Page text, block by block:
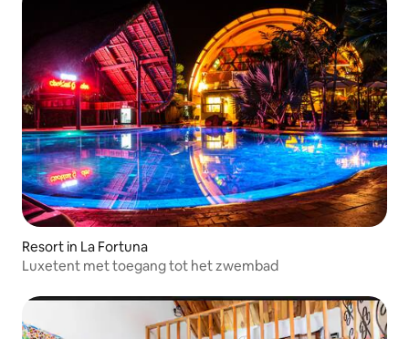
Resort in La Fortuna
Luxetent met toegang tot het zwembad